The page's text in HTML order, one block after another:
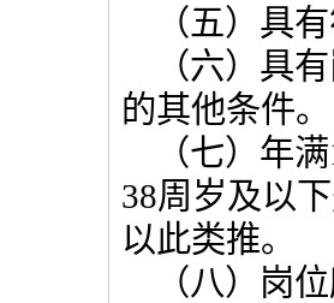
（五）具
（六）具
的其他条件。
（七）年
38周岁及以
以此类推。
（八）岗